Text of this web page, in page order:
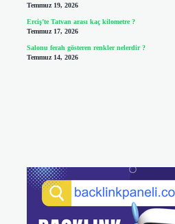
Temmuz 19, 2026
Erciş’te Tatvan arası kaç kilometre ?
Temmuz 17, 2026
Salonu ferah gösteren renkler nelerdir ?
Temmuz 14, 2026